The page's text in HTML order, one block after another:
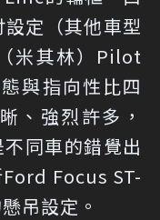
定（其他車型
米其林）Pilot
與指向性比四
、強烈許多，
同車的錯覺出
Focus ST-
吊設定。